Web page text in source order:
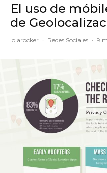
El uso de
de
lolarocker · Redes Sociales · 9